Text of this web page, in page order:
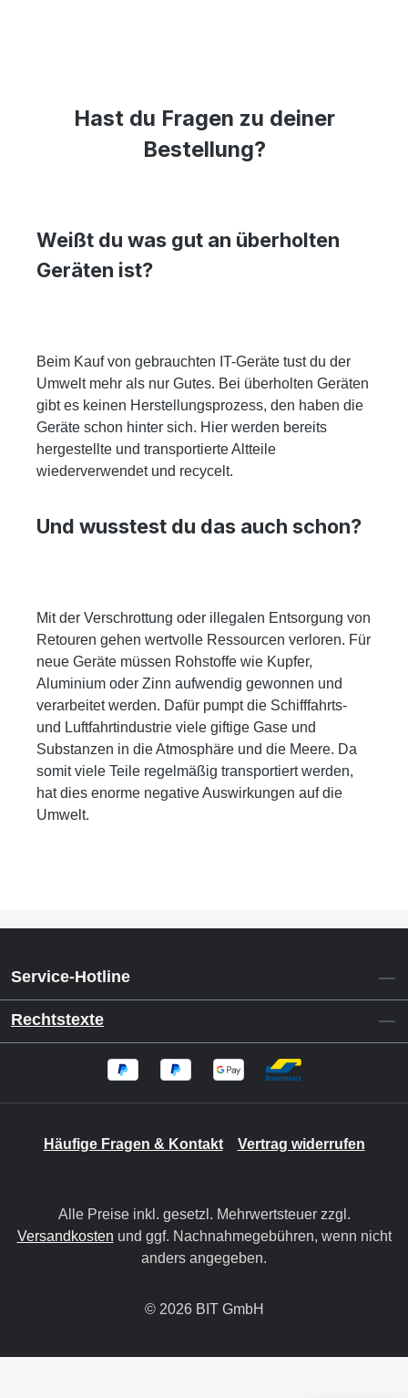
Hast du Fragen zu deiner
Bestellung?
Weißt du was gut an überholten
Geräten ist?
Beim Kauf von gebrauchten IT-Geräte tust du der
Umwelt mehr als nur Gutes. Bei überholten Geräten
gibt es keinen Herstellungsprozess, den haben die
Geräte schon hinter sich. Hier werden bereits
hergestellte und transportierte Altteile
wiederverwendet und recycelt.
Und wusstest du das auch schon?
Mit der Verschrottung oder illegalen Entsorgung von
Retouren gehen wertvolle Ressourcen verloren. Für
neue Geräte müssen Rohstoffe wie Kupfer,
Aluminium oder Zinn aufwendig gewonnen und
verarbeitet werden. Dafür pumpt die Schifffahrts-
und Luftfahrtindustrie viele giftige Gase und
Substanzen in die Atmosphäre und die Meere. Da
somit viele Teile regelmäßig transportiert werden,
hat dies enorme negative Auswirkungen auf die
Umwelt.
Service-Hotline
Rechtstexte
Häufige Fragen & Kontakt Vertrag widerrufen
Alle Preise inkl. gesetzl. Mehrwertsteuer zzgl.
Versandkosten und ggf. Nachnahmegebühren, wenn nicht
anders angegeben.
© 2026 BIT GmbH